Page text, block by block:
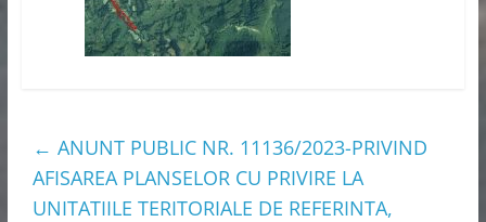
← ANUNT PUBLIC NR. 11136/2023-PRIVIND
AFISAREA PLANSELOR CU PRIVIRE LA
UNITATIILE TERITORIALE DE REFERINTA,